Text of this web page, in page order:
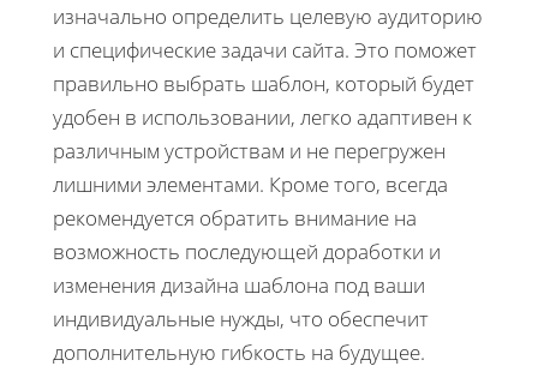
изначально определить целевую аудиторию
и специфические задачи сайта. Это поможет
правильно выбрать шаблон, который будет
удобен в использовании, легко адаптивен к
различным устройствам и не перегружен
лишними элементами. Кроме того, всегда
рекомендуется обратить внимание на
возможность последующей доработки и
изменения дизайна шаблона под ваши
индивидуальные нужды, что обеспечит
дополнительную гибкость на будущее.